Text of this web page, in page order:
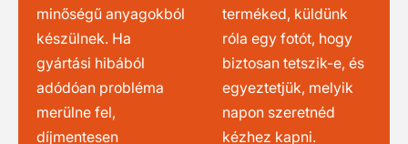
minőségű anyagokból
készülnek. Ha
gyártási hibából
adódóan probléma
merülne fel,
díjmentesen
terméked, küldünk
róla egy fotót, hogy
biztosan tetszik-e, és
egyeztetjük, melyik
napon szeretnéd
kézhez kapni.